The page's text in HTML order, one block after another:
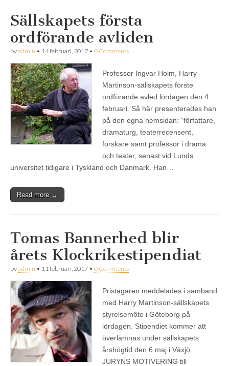
Sällskapets första
ordförande avliden
byadmin • 14 februari, 2017 • 0 Comments
Professor Ingvar Holm, Harry
Martinson-sällskapets förste
ordförande avled lördagen den 4
februari. Så här presenterades han
på den egna hemsidan: ”författare,
dramaturg, teaterrecensent,
forskare samt professor i drama
och teater, senast vid Lunds
universitet tidigare i Tyskland och Danmark. Han…
Read more →
Tomas Bannerhed blir
årets Klockrikestipendiat
byadmin • 11 februari, 2017 • 0 Comments
Pristagaren meddelades i samband
med Harry Martinson-sällskapets
styrelsemöte i Göteborg på
lördagen. Stipendiet kommer att
överlämnas under sällskapets
årshögtid den 6 maj i Växjö.
JURYNS MOTIVERING till